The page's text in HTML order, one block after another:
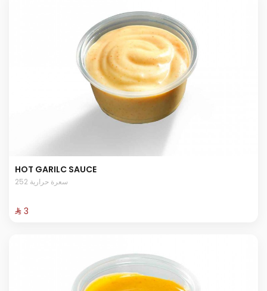
HOT GARILC SAUCE
252 سعرة حرارية
⁨⁦‪‬ 3⁩